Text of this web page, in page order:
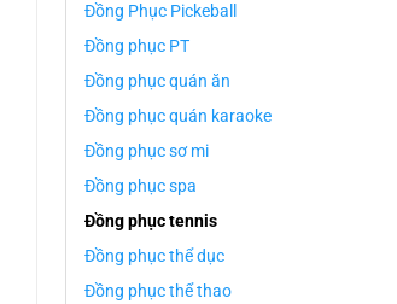
Đồng Phục Pickeball
Đồng phục PT
Đồng phục quán ăn
Đồng phục quán karaoke
Đồng phục sơ mi
Đồng phục spa
Đồng phục tennis
Đồng phục thể dục
Đồng phục thể thao